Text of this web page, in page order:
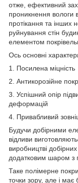
отже, ефективний
проникнення вологи
протікання та інших
руйнування стін
елементом
Ось основні
1. Посилена міцність
2. Антикорозійне
3. Успішний опір
деформацій
4. Привабливий
Будучи добірними
відливи
виробництві
додатковим шаром з
Таке полімерне
точки зору, але і